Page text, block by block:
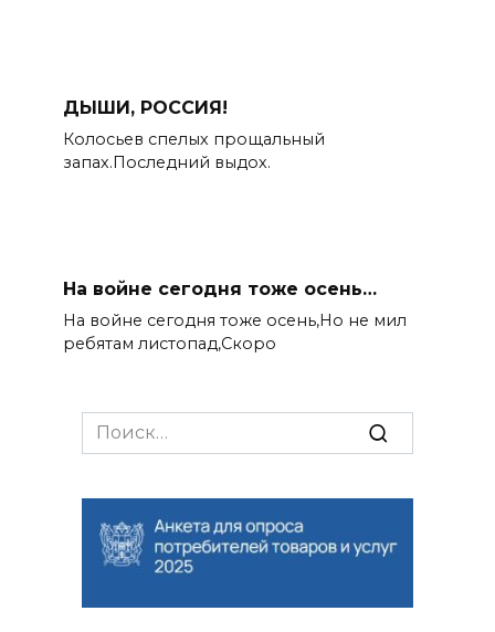
ДЫШИ, РОССИЯ!
Колосьев спелых прощальный
запах.Последний выдох.
На войне сегодня тоже осень…
На войне сегодня тоже осень,Но не мил
ребятам листопад,Скоро
Search
for: